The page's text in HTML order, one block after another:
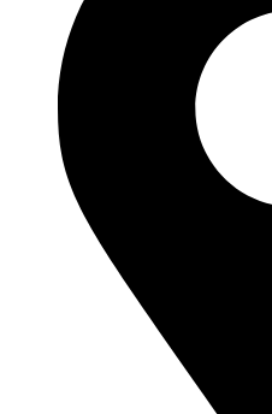
cantidad